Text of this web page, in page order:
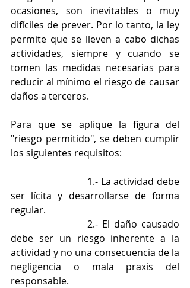
ocasiones, son inevitables o muy
difíciles de prever. Por lo tanto, la ley
permite que se lleven a cabo dichas
actividades, siempre y cuando se
tomen las medidas necesarias para
reducir al mínimo el riesgo de causar
daños a terceros.
Para que se aplique la figura del
"riesgo permitido", se deben cumplir
los siguientes requisitos:
ser lícita y desarrollarse de forma
regular.
debe ser un riesgo inherente a la
actividad y no una consecuencia de la
negligencia o mala praxis del
responsable.